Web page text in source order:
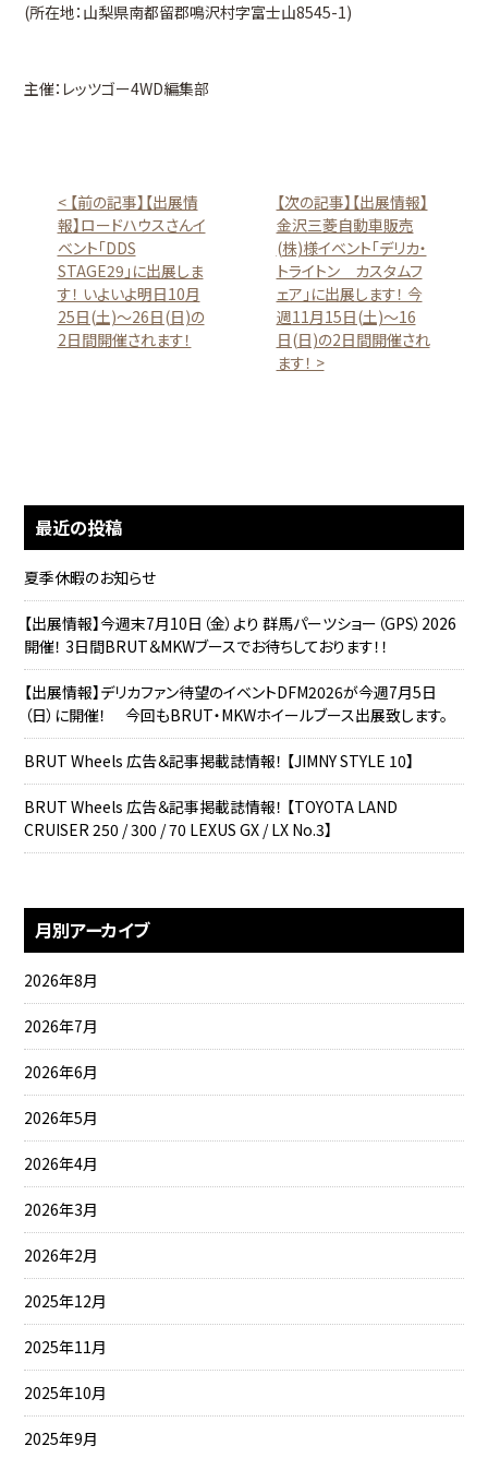
(所在地：山梨県南都留郡鳴沢村字富士山8545-1)
主催：レッツゴー4WD編集部
< 【前の記事】【出展情
報】ロードハウスさんイ
ベント「DDS
STAGE29」に出展しま
す！ いよいよ明日10月
25日(土)～26日(日)の
2日間開催されます！
【次の記事】【出展情報】
金沢三菱自動車販売
(株)様イベント「デリカ・
トライトン カスタムフ
ェア」に出展します！ 今
週11月15日(土)～16
日(日)の2日間開催され
ます！ >
最近の投稿
夏季休暇のお知らせ
【出展情報】今週末7月10日（金）より 群馬パーツショー（GPS）2026
開催！ 3日間BRUT＆MKWブースでお待ちしております！！
【出展情報】デリカファン待望のイベントDFM2026が今週7月5日
（日）に開催！ 今回もBRUT・MKWホイールブース出展致します。
BRUT Wheels 広告＆記事掲載誌情報！ 【JIMNY STYLE 10】
BRUT Wheels 広告＆記事掲載誌情報！ 【TOYOTA LAND
CRUISER 250 / 300 / 70 LEXUS GX / LX No.3】
月別アーカイブ
2026年8月
2026年7月
2026年6月
2026年5月
2026年4月
2026年3月
2026年2月
2025年12月
2025年11月
2025年10月
2025年9月